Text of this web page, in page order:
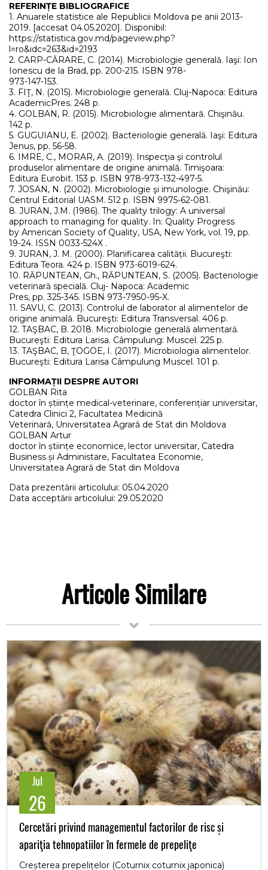
REFERINȚE BIBLIOGRAFICE
1. Anuarele statistice ale Republicii Moldova pe anii 2013-
2019. [accesat 04.05.2020]. Disponibil:
https://statistica.gov.md/pageview.php?
l=ro&idc=263&id=2193
2. CARP-CĂRARE, C. (2014). Microbiologie generală. Iaşi: Ion
Ionescu de la Brad, pp. 200-215. ISBN 978-
973-147-153.
3. FIŢ, N. (2015). Microbiologie generală. Cluj-Napoca: Editura
AcademicPres. 248 p.
4. GOLBAN, R. (2015). Microbiologie alimentară. Chişinău.
142 p.
5. GUGUIANU, E. (2002). Bacteriologie generală. Iaşi: Editura
Jenus, pp. 56-58.
6. IMRE, C., MORAR, A. (2019). Inspecţia şi controlul
produselor alimentare de origine animală. Timişoara:
Editura Eurobit. 153 p. ISBN 978-973-132-497-5.
7. JOSAN, N. (2002). Microbiologie şi imunologie. Chişinău:
Centrul Editorial UASM. 512 p. ISBN 9975-62-081.
8. JURAN, J.M. (1986). The quality trilogy: A universal
approach to managing for quality. In: Quality Progress
by American Society of Quality, USA, New York, vol. 19, pp.
19-24. ISSN 0033-524X .
9. JURAN, J. M. (2000). Planificarea calității. Bucureşti:
Editura Teora. 424 p. ISBN 973-6019-624.
10. RĂPUNTEAN, Gh., RĂPUNTEAN, S. (2005). Bacteriologie
veterinară specială. Cluj- Napoca: Academic
Pres, pp. 325-345. ISBN 973-7950-95-X.
11. SAVU, C. (2013). Controlul de laborator al alimentelor de
origine animală. Bucureşti: Editura Transversal. 406 p.
12. TAŞBAC, B. 2018. Microbiologie generală alimentară.
Bucureşti: Editura Larisa. Câmpulung: Muscel. 225 p.
13. TAŞBAC, B, ŢOGOE, I. (2017). Microbiologia alimentelor.
Bucureşti: Editura Larisa Câmpulung Muscel. 101 p.
INFORMAȚII DESPRE AUTORI
GOLBAN Rita
doctor în științe medical-veterinare, conferențiar universitar,
Catedra Clinici 2, Facultatea Medicină
Veterinară, Universitatea Agrară de Stat din Moldova
GOLBAN Artur
doctor în științe economice, lector universitar, Catedra
Business și Administare, Facultatea Economie,
Universitatea Agrară de Stat din Moldova
Data prezentării articolului: 05.04.2020
Data acceptării articolului: 29.05.2020
Articole Similare
Jul
26
Cercetări privind managementul factorilor de risc și
apariţia tehnopatiilor în fermele de prepeliţe
Creșterea prepelițelor (Coturnix coturnix japonica)